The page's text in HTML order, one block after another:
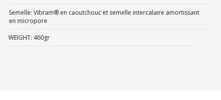
Semelle: Vibram® en caoutchouc et semelle intercalaire amortissant
en micropore
WEIGHT: 460gr